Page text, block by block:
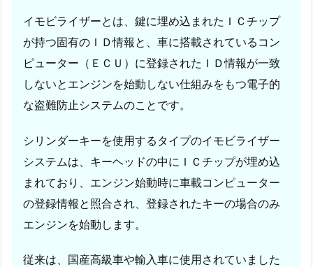
イ
ビ
ラ
イ
ザ
搭
載
車
種
イモビライザーとは、鍵に埋め込まれたＩＣチップ
が持つ固有のＩＤ情報と、車に搭載されているコン
ピューター（ＥＣＵ）に登録されたＩＤ情報が一致
しないとエンジンを始動しない仕組みをもつ電子的
な盗難防止システムのことです。
シリンダーキーを使用するタイプのイモビライザー
システムは、キーヘッドの中にＩＣチップが埋め込
まれており、エンジン始動時に車載コンピューター
の登録情報と照合され、登録されたキーの場合のみ
エンジンを始動します。
従来は、国産高級車や輸入車に使用されていました